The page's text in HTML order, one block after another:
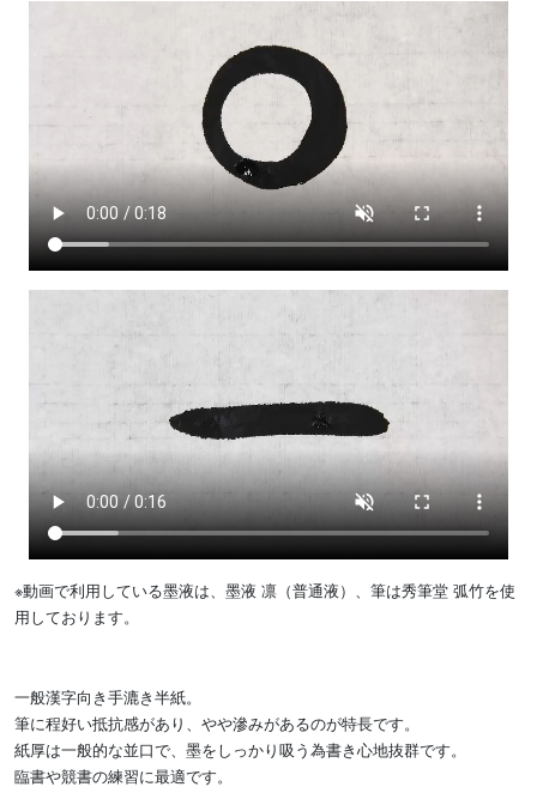
※動画で利用している墨液は、墨液 凛（普通液）、筆は秀筆堂 弧竹を使
用しております。
一般漢字向き手漉き半紙。
筆に程好い抵抗感があり、やや滲みがあるのが特長です。
紙厚は一般的な並口で、墨をしっかり吸う為書き心地抜群です。
臨書や競書の練習に最適です。